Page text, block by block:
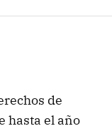
de
hasta el año